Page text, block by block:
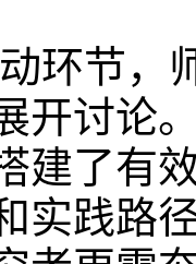
节，师
开讨论
建了有
实践路